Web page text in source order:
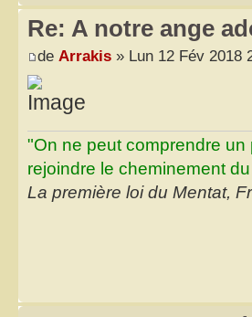
Re: A notre ange
de Arrakis » Lun 12 Fév 2018
"On ne peut comprendre
rejoindre le cheminement
La première loi du Mentat,